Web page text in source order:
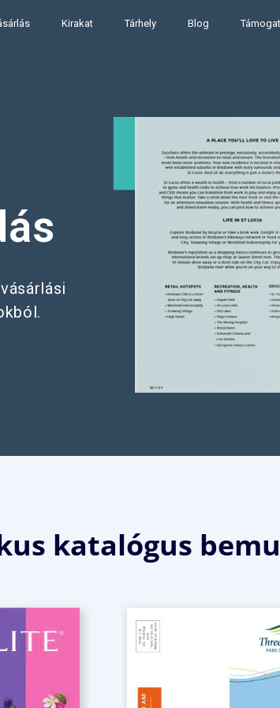
Kirakat Tárhely Blog
katalógus